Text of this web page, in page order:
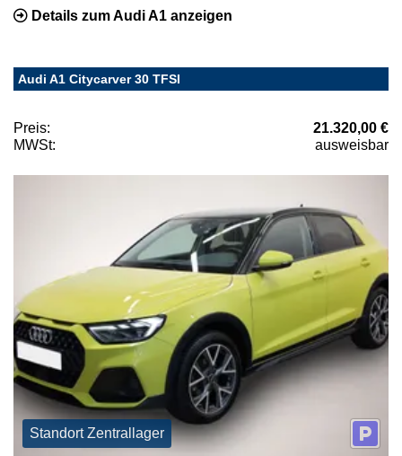
Details zum Audi A1 anzeigen
Audi A1 Citycarver 30 TFSI
Preis:
21.320,00 €
MWSt:
ausweisbar
Standort Zentrallager